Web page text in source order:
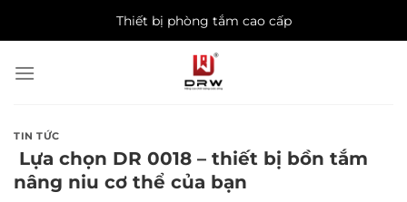
Thiết bị phòng tắm cao cấp
TIN TỨC
Lựa chọn DR 0018 – thiết bị bồn tắm
nâng niu cơ thể của bạn